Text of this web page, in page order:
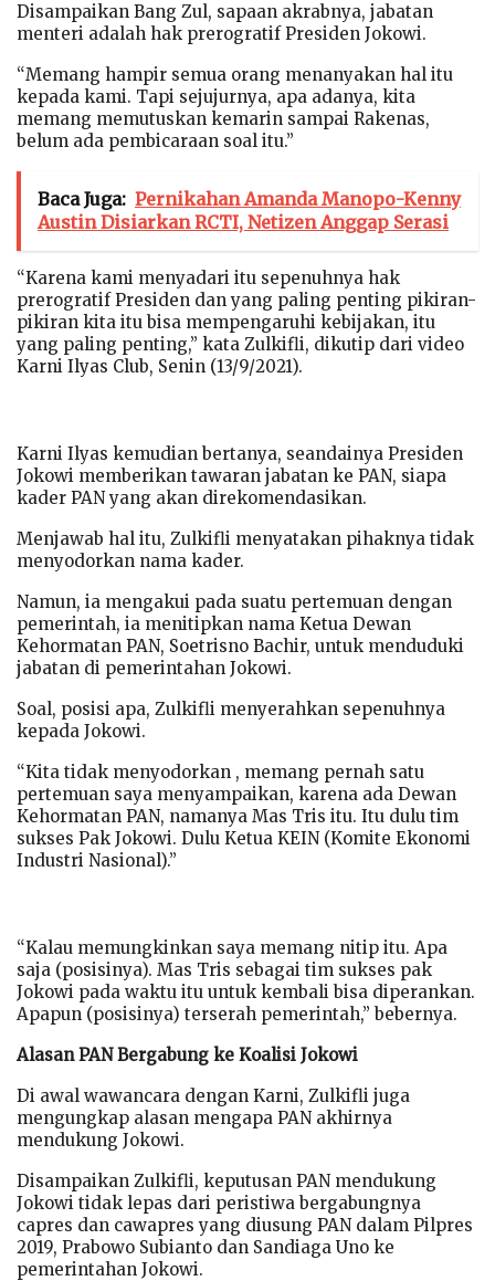
Disampaikan Bang Zul, sapaan akrabnya, jabatan
menteri adalah hak prerogratif Presiden Jokowi.
“Memang hampir semua orang menanyakan hal itu
kepada kami. Tapi sejujurnya, apa adanya, kita
memang memutuskan kemarin sampai Rakenas,
belum ada pembicaraan soal itu.”
Baca Juga: Pernikahan Amanda Manopo-Kenny
Austin Disiarkan RCTI, Netizen Anggap Serasi
“Karena kami menyadari itu sepenuhnya hak
prerogratif Presiden dan yang paling penting pikiran-
pikiran kita itu bisa mempengaruhi kebijakan, itu
yang paling penting,” kata Zulkifli, dikutip dari video
Karni Ilyas Club, Senin (13/9/2021).
Karni Ilyas kemudian bertanya, seandainya Presiden
Jokowi memberikan tawaran jabatan ke PAN, siapa
kader PAN yang akan direkomendasikan.
Menjawab hal itu, Zulkifli menyatakan pihaknya tidak
menyodorkan nama kader.
Namun, ia mengakui pada suatu pertemuan dengan
pemerintah, ia menitipkan nama Ketua Dewan
Kehormatan PAN, Soetrisno Bachir, untuk menduduki
jabatan di pemerintahan Jokowi.
Soal, posisi apa, Zulkifli menyerahkan sepenuhnya
kepada Jokowi.
“Kita tidak menyodorkan , memang pernah satu
pertemuan saya menyampaikan, karena ada Dewan
Kehormatan PAN, namanya Mas Tris itu. Itu dulu tim
sukses Pak Jokowi. Dulu Ketua KEIN (Komite Ekonomi
Industri Nasional).”
“Kalau memungkinkan saya memang nitip itu. Apa
saja (posisinya). Mas Tris sebagai tim sukses pak
Jokowi pada waktu itu untuk kembali bisa diperankan.
Apapun (posisinya) terserah pemerintah,” bebernya.
Alasan PAN Bergabung ke Koalisi Jokowi
Di awal wawancara dengan Karni, Zulkifli juga
mengungkap alasan mengapa PAN akhirnya
mendukung Jokowi.
Disampaikan Zulkifli, keputusan PAN mendukung
Jokowi tidak lepas dari peristiwa bergabungnya
capres dan cawapres yang diusung PAN dalam Pilpres
2019, Prabowo Subianto dan Sandiaga Uno ke
pemerintahan Jokowi.